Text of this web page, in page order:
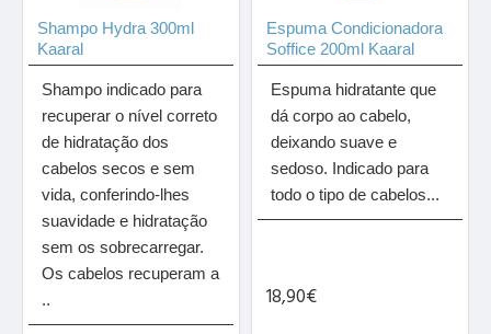
Shampo Hydra 300ml
Kaaral
Shampo indicado para
recuperar o nível correto
de hidratação dos
cabelos secos e sem
vida, conferindo-lhes
suavidade e hidratação
sem os sobrecarregar.
Os cabelos recuperam a
..
Espuma Condicionadora
Soffice 200ml Kaaral
Espuma hidratante que
dá corpo ao cabelo,
deixando suave e
sedoso. Indicado para
todo o tipo de cabelos...
18,90€